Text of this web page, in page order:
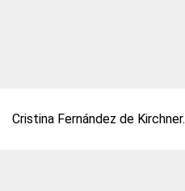
Cristina Fernández de Kirchner.